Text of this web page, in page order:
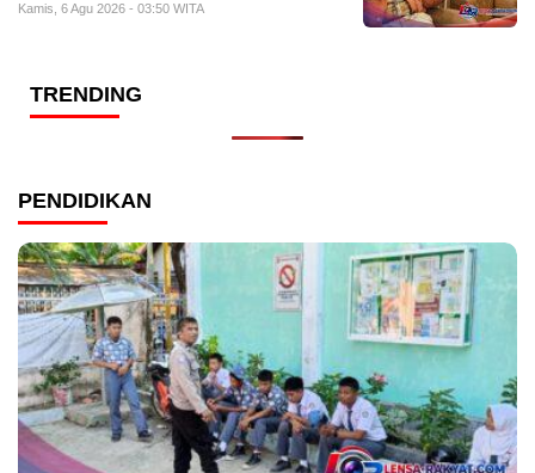
Kamis, 6 Agu 2026 - 03:50 WITA
TRENDING
PENDIDIKAN